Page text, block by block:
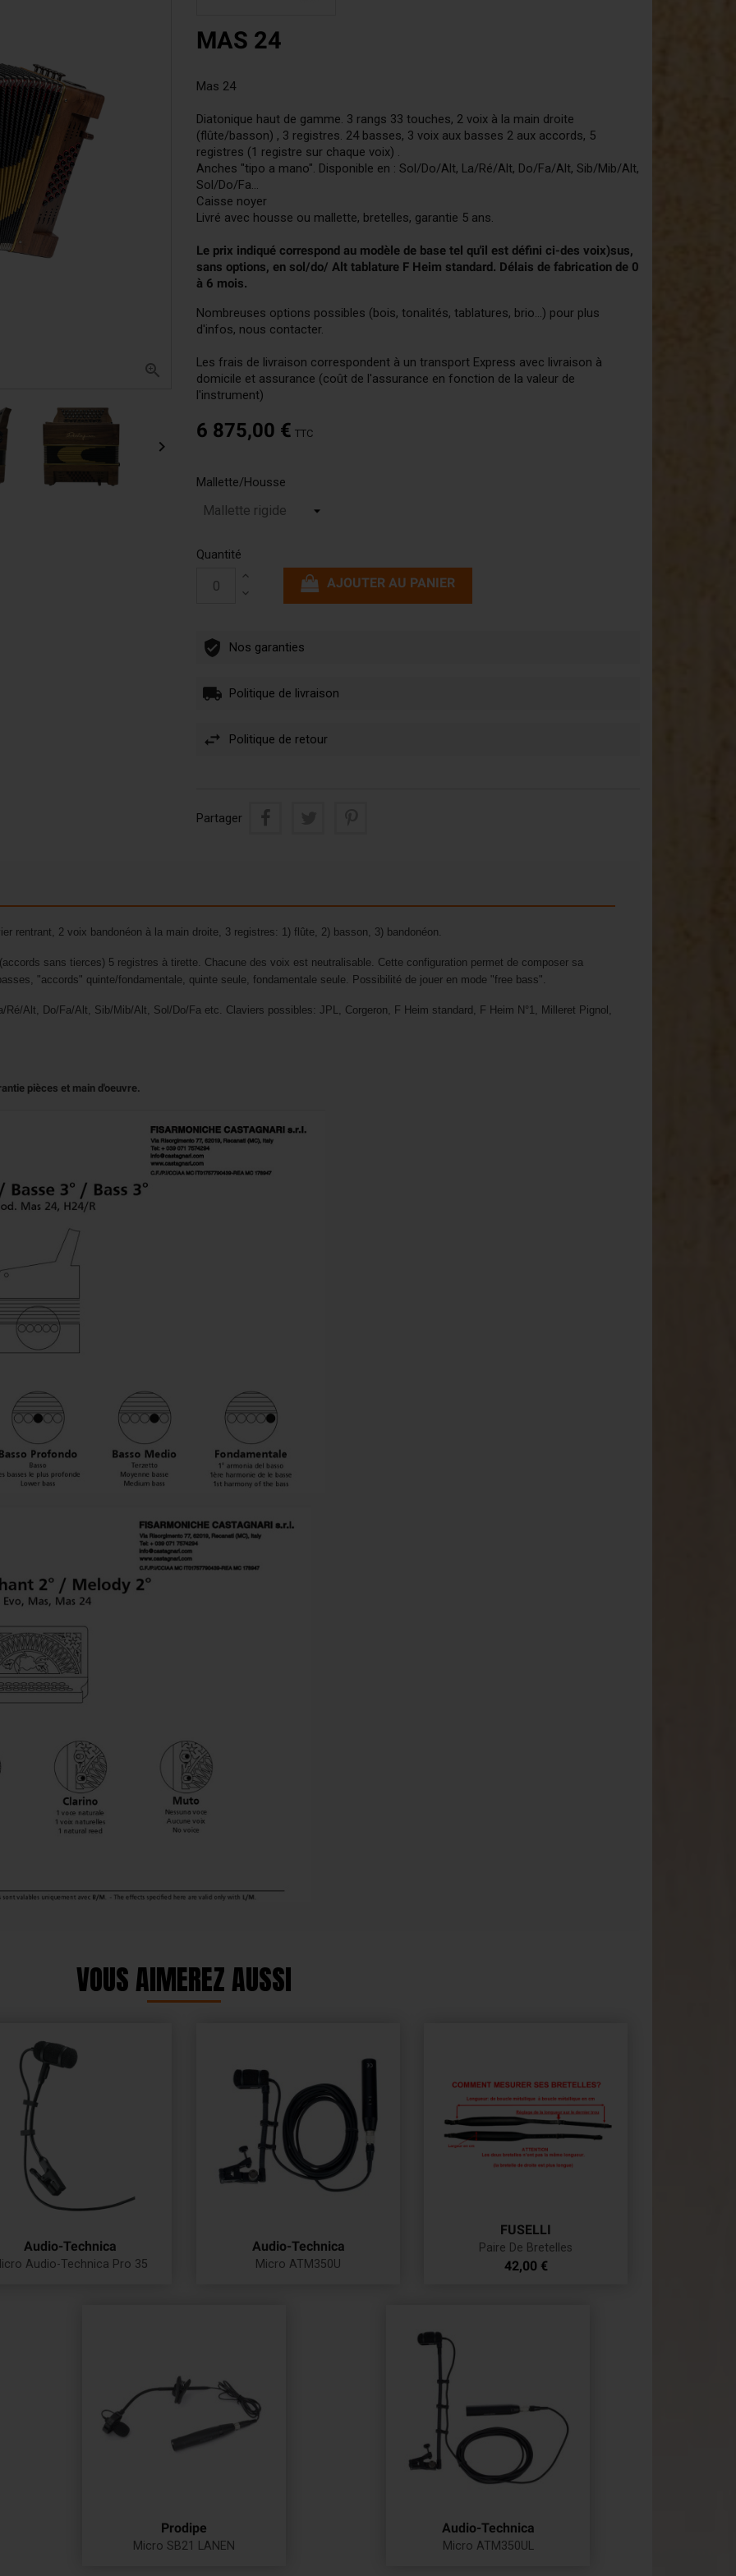


MAS 24
Mas 24
Diatonique haut de gamme. 3 rangs 33 touches, 2 voix à la main droite
(flûte/basson) , 3 registres. 24 basses, 3 voix aux basses 2 aux accords, 5
registres (1 registre sur chaque voix) .
Anches "tipo a mano". Disponible en : Sol/Do/Alt, La/Ré/Alt, Do/Fa/Alt, Sib/Mib/Alt,
Sol/Do/Fa...
Caisse noyer
Livré avec housse ou mallette, bretelles, garantie 5 ans.
Le prix indiqué correspond au modèle de base tel qu'il est défini ci-des voix)sus,
sans options, en sol/do/ Alt tablature F Heim standard. Délais de fabrication de 0
à 6 mois.
Nombreuses options possibles (bois, tonalités, tablatures, brio...) pour plus
d'infos, nous contacter.
Les frais de livraison correspondent à un transport Express avec livraison à
domicile et assurance (coût de l'assurance en fonction de la valeur de
l'instrument)
6 875,00 € TTC
Mallette/Housse
Quantité
AJOUTER AU PANIER
Nos garanties
Politique de livraison
Politique de retour
Partager
rentrant, 2 voix bandonéon à la main droite, 3 registres: 1) flûte, 2) basson, 3) bandonéon.
sans tierces) 5 registres à tirette. Chacune des voix est neutralisable. Cette configuration permet de composer sa
"accords" quinte/fondamentale, quinte seule, fondamentale seule. Possibilité de jouer en mode "free bass".
Alt, Do/Fa/Alt, Sib/Mib/Alt, Sol/Do/Fa etc. Claviers possibles: JPL, Corgeron, F Heim standard, F Heim N°1, Milleret Pignol,
pièces et main d'oeuvre.
VOUS AIMEREZ AUSSI
Audio-Technica
Audio-Technica Pro 35
Audio-Technica
Micro ATM350U
FUSELLI
Paire De Bretelles
Prix
42,00 €
Prodipe
Micro SB21 LANEN
Audio-Technica
Micro ATM350UL